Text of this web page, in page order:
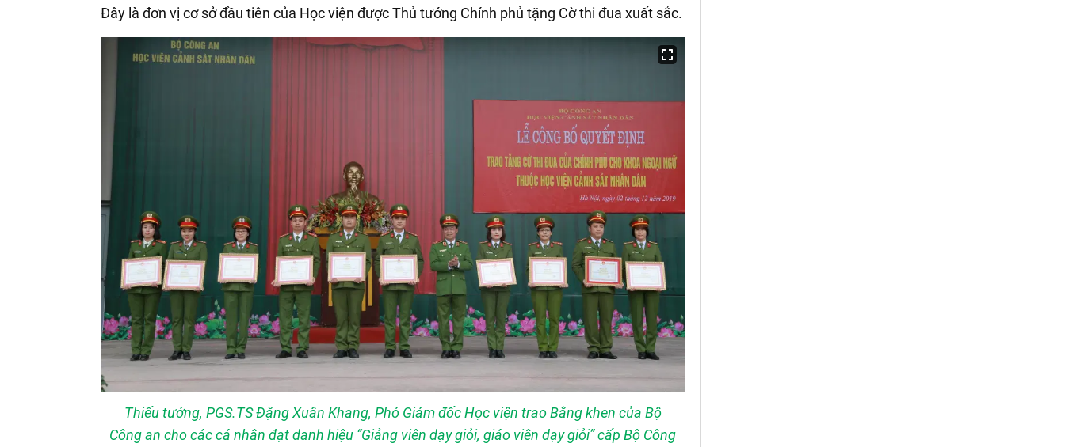
Đây là đơn vị cơ sở đầu tiên của Học viện được Thủ tướng Chính phủ tặng Cờ thi đua xuất sắc.
Thiếu tướng, PGS.TS Đặng Xuân Khang, Phó Giám đốc Học viện trao Bằng khen của Bộ
Công an cho các cá nhân đạt danh hiệu “Giảng viên dạy giỏi, giáo viên dạy giỏi” cấp Bộ Công